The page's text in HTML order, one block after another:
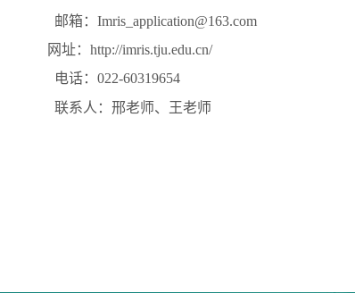
邮箱： Imris_application@163.com
网址： http://imris.tju.edu.cn/
电话：022-60319654
联系人：邢老师、王老师